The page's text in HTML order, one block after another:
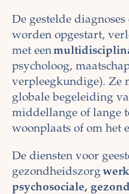
De gestelde
worden opgestart,
met een
psycholoog,
verpleegkundige). Ze
globale begeleiding
middellange of lange
woonplaats of om het
De diensten voor
gezondheidszorg
psychosociale,